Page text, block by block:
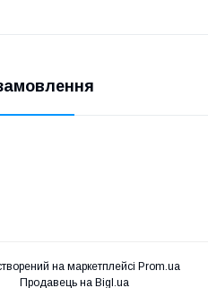
на маркетплейсі Prom.ua
Продавець на Bigl.ua